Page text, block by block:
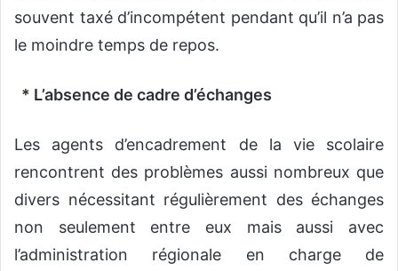
souvent taxé d’incompétent pendant qu’il n’a pas
le moindre temps de repos.
* L’absence de cadre d’échanges
Les agents d’encadrement de la vie scolaire
rencontrent des problèmes aussi nombreux que
divers nécessitant régulièrement des échanges
non seulement entre eux mais aussi avec
l’administration régionale en charge de